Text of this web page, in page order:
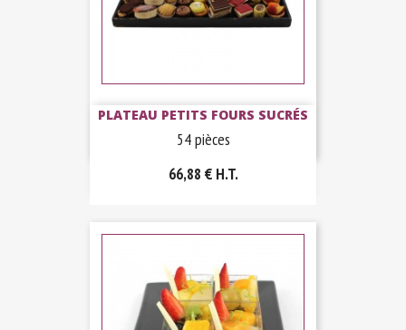
PLATEAU PETITS FOURS SUCRÉS
54 pièces
66,88 € H.T.